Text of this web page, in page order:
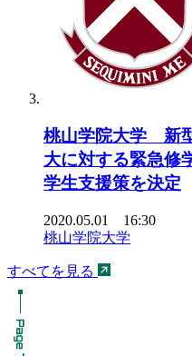
桃山学院大学 新
大に対する緊急修
学生支援策を決定
2020.05.01 16:30
桃山学院大学
すべてを見る